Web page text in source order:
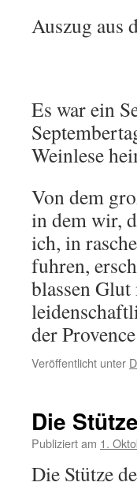
Auszug aus
Es war ein
Weinlese
Von dem
in dem wir,
ich, in
fuhren,
blassen
der
Veröffentlicht unter D
Die
Publiziert am 1.
Die Stütze